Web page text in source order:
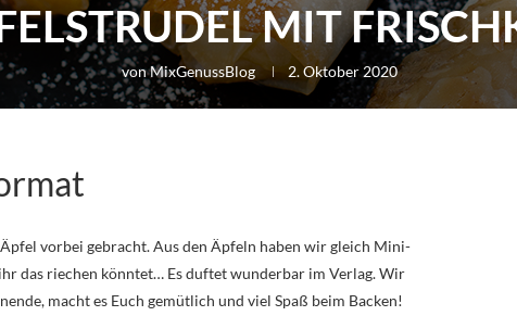
MIT
vonMixGenussBlog 2. Oktober 2020
vorbei gebracht. Aus den Äpfeln haben wir gleich Mini-
das riechen könntet… Es duftet wunderbar im Verlag. Wir
macht es Euch gemütlich und viel Spaß beim Backen!